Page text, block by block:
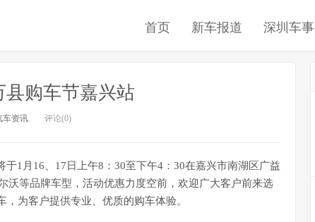
首页 新车报道 深圳车事
县购车节嘉兴站
车资讯 评论(0)
1月16、17日上午8：30至下午4：30在嘉兴市南湖区广益
沃等品牌车型，活动优惠力度空前，欢迎广大客户前来选
为客户提供专业、优质的购车体验。